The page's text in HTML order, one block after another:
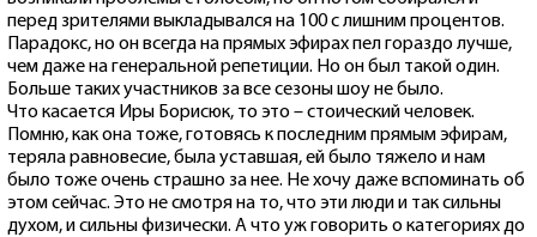
перед зрителями выкладывался на 100 с лишним процентов.
Парадокс, но он всегда на прямых эфирах пел гораздо лучше,
чем даже на генеральной репетиции. Но он был такой один.
Больше таких участников за все сезоны шоу не было.
Что касается Иры Борисюк, то это – стоический человек.
Помню, как она тоже, готовясь к последним прямым эфирам,
теряла равновесие, была уставшая, ей было тяжело и нам
было тоже очень страшно за нее. Не хочу даже вспоминать об
этом сейчас. Это не смотря на то, что эти люди и так сильны
духом, и сильны физически. А что уж говорить о категориях до